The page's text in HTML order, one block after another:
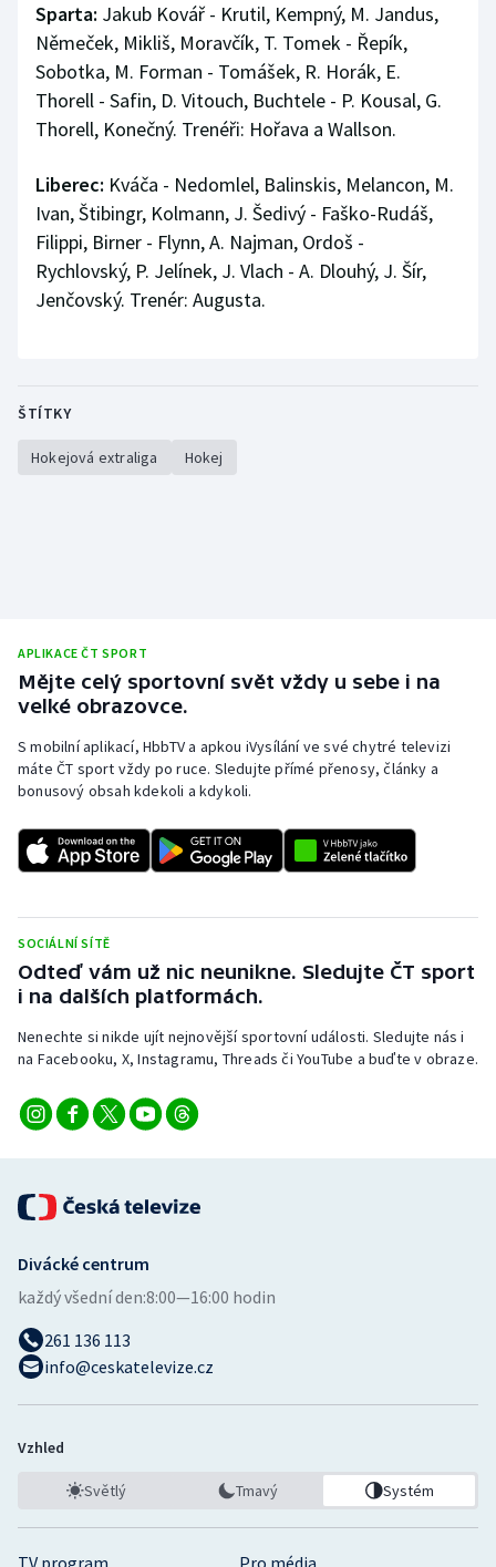
Sparta: Jakub Kovář - Krutil, Kempný, M. Jandus,
Němeček, Mikliš, Moravčík, T. Tomek - Řepík,
Sobotka, M. Forman - Tomášek, R. Horák, E.
Thorell - Safin, D. Vitouch, Buchtele - P. Kousal, G.
Thorell, Konečný. Trenéři: Hořava a Wallson.
Liberec: Kváča - Nedomlel, Balinskis, Melancon, M.
Ivan, Štibingr, Kolmann, J. Šedivý - Faško-Rudáš,
Filippi, Birner - Flynn, A. Najman, Ordoš -
Rychlovský, P. Jelínek, J. Vlach - A. Dlouhý, J. Šír,
Jenčovský. Trenér: Augusta.
ŠTÍTKY
Hokejová extraliga Hokej
APLIKACE ČT SPORT
Mějte celý sportovní svět vždy u sebe i na
velké obrazovce.
S mobilní aplikací, HbbTV a apkou iVysílání ve své chytré televizi
máte ČT sport vždy po ruce. Sledujte přímé přenosy, články a
bonusový obsah kdekoli a kdykoli.
SOCIÁLNÍ SÍTĚ
Odteď vám už nic neunikne. Sledujte ČT sport
i na dalších platformách.
Nenechte si nikde ujít nejnovější sportovní události. Sledujte nás i
na Facebooku, X, Instagramu, Threads či YouTube a buďte v obraze.
TV program Pro média
Divácké centrum
každý všední den:8:00—16:00 hodin
261 136 113
info@ceskatelevize.cz
Vzhled
Světlý Tmavý Systém